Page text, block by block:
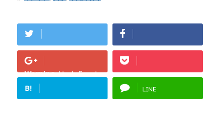
Warning: Undefined
array key "Google+"
in/home/fukurou-
B! LINE